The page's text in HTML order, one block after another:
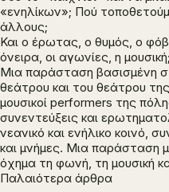
«ενηλίκων»; Πού
άλλους;
Και ο έρωτας, ο θυμός, ο
όνειρα, οι αγωνίες, η μουσική;
Μια παράσταση βασισμένη
θεάτρου και του θεάτρου
μουσικοί performers της
συνεντεύξεις και
νεανικό και ενήλικο κοινό,
και μνήμες. Μια παράσταση
όχημα τη φωνή, τη μουσική
Πλοήγηση
Παλαιότερα άρθρα